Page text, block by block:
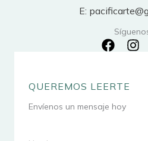
E:
QUEREMOS LEERTE
Envíenos un mensaje hoy